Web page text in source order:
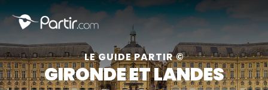
LE GUIDE PARTIR ©
GIRONDE ET LANDES
📍 Destinations populaires